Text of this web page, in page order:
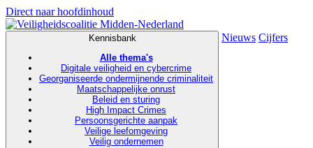
Direct naar hoofdinhoud
Kennisbank
Alle thema's
Digitale veiligheid en cybercrime
Georganiseerde ondermijnende criminaliteit
Maatschappelijke onrust
Beleid en sturing
High Impact Crimes
Persoonsgerichte aanpak
Veilige leefomgeving
Veilig ondernemen
Nieuws Cijfers